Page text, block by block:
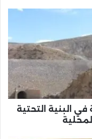
البنية التحتية